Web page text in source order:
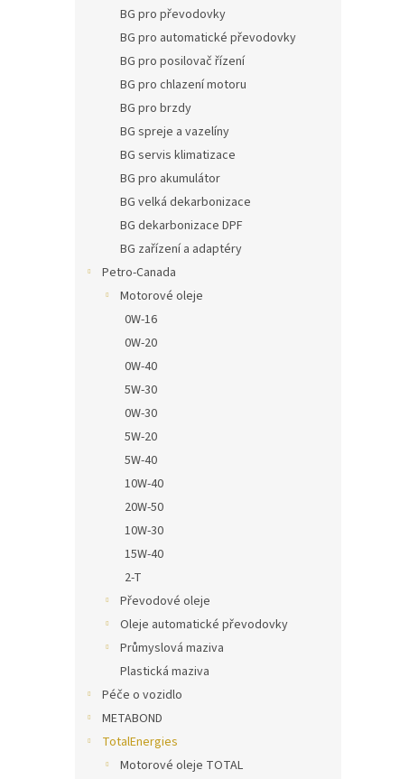
BG pro převodovky
BG pro automatické převodovky
BG pro posilovač řízení
BG pro chlazení motoru
BG pro brzdy
BG spreje a vazelíny
BG servis klimatizace
BG pro akumulátor
BG velká dekarbonizace
BG dekarbonizace DPF
BG zařízení a adaptéry
Petro-Canada
Motorové oleje
0W-16
0W-20
0W-40
5W-30
0W-30
5W-20
5W-40
10W-40
20W-50
10W-30
15W-40
2-T
Převodové oleje
Oleje automatické převodovky
Průmyslová maziva
Plastická maziva
Péče o vozidlo
METABOND
TotalEnergies
Motorové oleje TOTAL